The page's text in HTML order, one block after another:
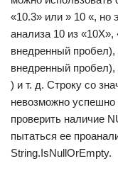
«10.3» или » 10 «, но
анализа 10 из
внедренный пробел),
внедренный пробел),
) и т. д. Строку со
невозможно
проверить наличие
пытаться ее
String.IsNullOrEmpty.